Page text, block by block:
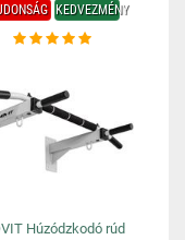
KEDVEZMÉNY
Húzódzkodó rúd